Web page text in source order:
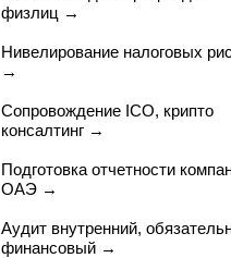
физлиц →
Нивелирование налоговых
→
Сопровождение ICO, крипто
консалтинг →
Подготовка отчетности
ОАЭ →
Аудит внутренний,
финансовый →